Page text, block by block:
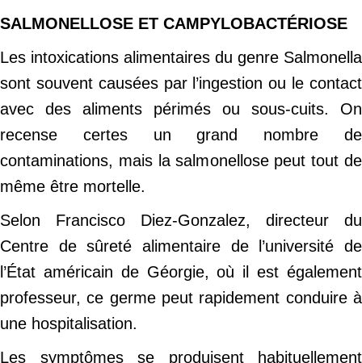
SALMONELLOSE ET CAMPYLOBACTÉRIOSE
Les intoxications alimentaires du genre Salmonella
sont souvent causées par l’ingestion ou le contact
avec des aliments périmés ou sous-cuits. On
recense certes un grand nombre de
contaminations, mais la salmonellose peut tout de
même être mortelle.
Selon Francisco Diez-Gonzalez, directeur du
Centre de sûreté alimentaire de l’université de
l’État américain de Géorgie, où il est également
professeur, ce germe peut rapidement conduire à
une hospitalisation.
Les symptômes se produisent habituellement